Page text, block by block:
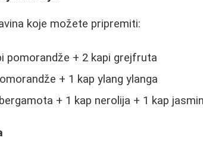
koje možete pripremiti:
pomorandže + 2 kapi grejfruta
+ 1 kap ylang ylanga
+ 1 kap nerolija + 1 kap